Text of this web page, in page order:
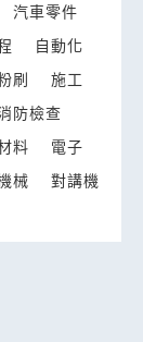
汽車零件
自動化
刷
施工
防檢查
料
電子
械
對講機